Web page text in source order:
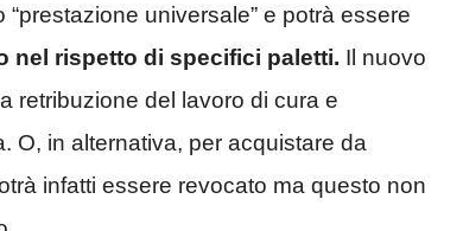
universale” e potrà essere
nel rispetto di specifici paletti. Il nuovo
retribuzione del lavoro di cura e
O, in alternativa, per acquistare da
infatti essere revocato ma questo non